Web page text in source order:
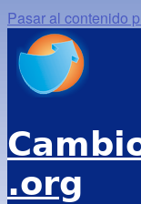
Pasar al contenido
.org